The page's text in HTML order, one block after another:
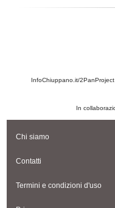
InfoChiuppano.it/
In
Chi siamo
Contatti
Termini e condizioni d'uso